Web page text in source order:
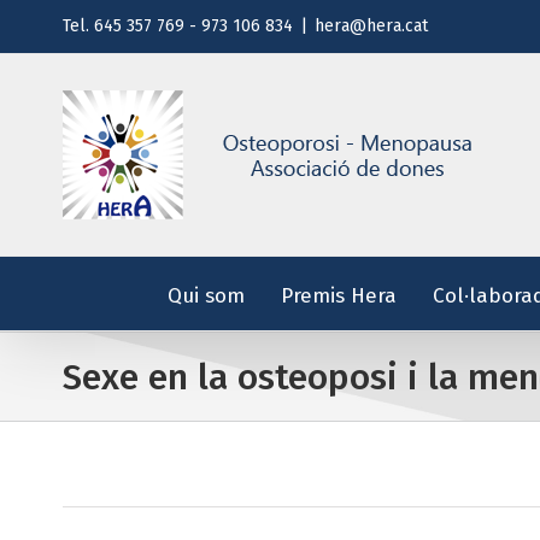
al
Tel. 645 357 769 - 973 106 834 hera@hera.cat
Qui som Premis Hera
Sexe en la osteoposi i la